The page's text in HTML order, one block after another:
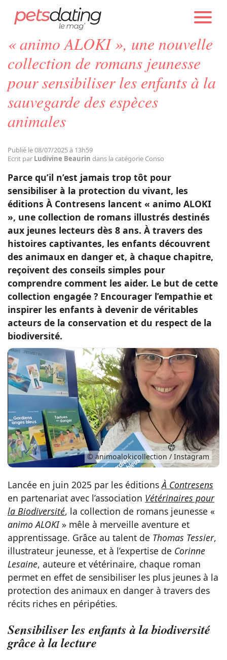
Chien
Chat
Tops
Sauvetages
Conso
PETS DATING ACTUALITÉS CONSO
« animo ALOKI », une nouvelle
collection de romans jeunesse
pour sensibiliser les enfants à la
sauvegarde des espèces
animales
Publié le 08/07/2025 à 13h59
Ecrit par Ludivine Beaurin dans la catégorie Conso
Parce qu’il n’est jamais trop tôt pour
sensibiliser à la protection du vivant, les
éditions À Contresens lancent « animo ALOKI
», une collection de romans illustrés destinés
aux jeunes lecteurs dès 8 ans. À travers des
histoires captivantes, les enfants découvrent
des animaux en danger et, à chaque chapitre,
reçoivent des conseils simples pour
comprendre comment les aider. Le but de cette
collection engagée ? Encourager l’empathie et
inspirer les enfants à devenir de véritables
acteurs de la conservation et du respect de la
biodiversité.
© animoalokicollection / Instagram
Lancée en juin 2025 par les éditionsÀ Contresens
en partenariat avec l’association Vétérinaires pour
la Biodiversité, la collection de romans jeunesse «
animo ALOKI» mêle à merveille aventure et
apprentissage. Grâce au talent de Thomas Tessier,
illustrateur jeunesse, et à l’expertise de Corinne
Lesaine, auteure et vétérinaire, chaque roman
permet en effet de sensibiliser les plus jeunes à la
protection des animaux en danger à travers des
récits riches en péripéties.
Sensibiliser les enfants à la biodiversité
grâce à la lecture